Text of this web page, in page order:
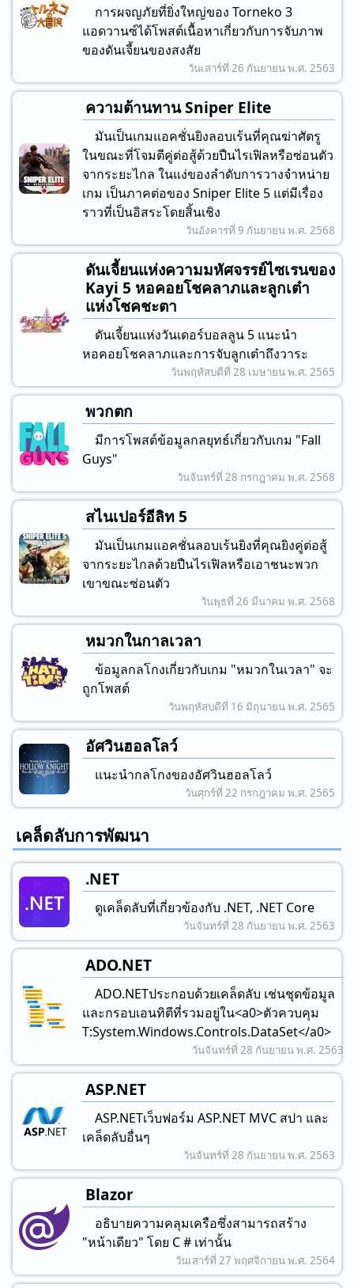
การผจญภัยที่ยิ่งใหญ่ของ Torneko 3
แอดวานซ์ได้โพสต์เนื้อหาเกี่ยวกับการจับภาพ
ของดันเจี้ยนของสงสัย
วันเสาร์ที่ 26 กันยายน พ.ศ. 2563
ความต้านทาน Sniper Elite
มันเป็นเกมแอคชั่นยิงลอบเร้นที่คุณฆ่าศัตรู
ในขณะที่โจมตีคู่ต่อสู้ด้วยปืนไรเฟิลหรือซ่อนตัว
จากระยะไกล ในแง่ของลําดับการวางจําหน่าย
เกม เป็นภาคต่อของ Sniper Elite 5 แต่มีเรื่อง
ราวที่เป็นอิสระโดยสิ้นเชิง
วันอังคารที่ 9 กันยายน พ.ศ. 2568
ดันเจี้ยนแห่งความมหัศจรรย์ไซเรนของ
Kayi 5 หอคอยโชคลาภและลูกเต๋า
แห่งโชคชะตา
ดันเจี้ยนแห่งวันเดอร์บอลลูน 5 แนะนํา
หอคอยโชคลาภและการจับลูกเต๋าถึงวาระ
วันพฤหัสบดีที่ 28 เมษายน พ.ศ. 2565
พวกตก
มีการโพสต์ข้อมูลกลยุทธ์เกี่ยวกับเกม "Fall
Guys"
วันจันทร์ที่ 28 กรกฎาคม พ.ศ. 2568
สไนเปอร์อีลิท 5
มันเป็นเกมแอคชั่นลอบเร้นยิงที่คุณยิงคู่ต่อสู้
จากระยะไกลด้วยปืนไรเฟิลหรือเอาชนะพวก
เขาขณะซ่อนตัว
วันพุธที่ 26 มีนาคม พ.ศ. 2568
หมวกในกาลเวลา
ข้อมูลกลโกงเกี่ยวกับเกม "หมวกในเวลา" จะ
ถูกโพสต์
วันพฤหัสบดีที่ 16 มิถุนายน พ.ศ. 2565
อัศวินฮอลโลว์
แนะนํากลโกงของอัศวินฮอลโลว์
วันศุกร์ที่ 22 กรกฎาคม พ.ศ. 2565
เคล็ดลับการพัฒนา
.NET
ดูเคล็ดลับที่เกี่ยวข้องกับ .NET, .NET Core
วันจันทร์ที่ 28 กันยายน พ.ศ. 2563
ADO.NET
ADO.NETประกอบด้วยเคล็ดลับ เช่นชุดข้อมูล
และกรอบเอนทิตีที่รวมอยู่ใน<a0>ตัวควบคุม
T:System.Windows.Controls.DataSet</a0>
วันจันทร์ที่ 28 กันยายน พ.ศ. 2563
ASP.NET
ASP.NETเว็บฟอร์ม ASP.NET MVC สปา และ
เคล็ดลับอื่นๆ
วันจันทร์ที่ 28 กันยายน พ.ศ. 2563
Blazor
อธิบายความคลุมเครือซึ่งสามารถสร้าง
"หน้าเดียว" โดย C # เท่านั้น
วันเสาร์ที่ 27 พฤศจิกายน พ.ศ. 2564